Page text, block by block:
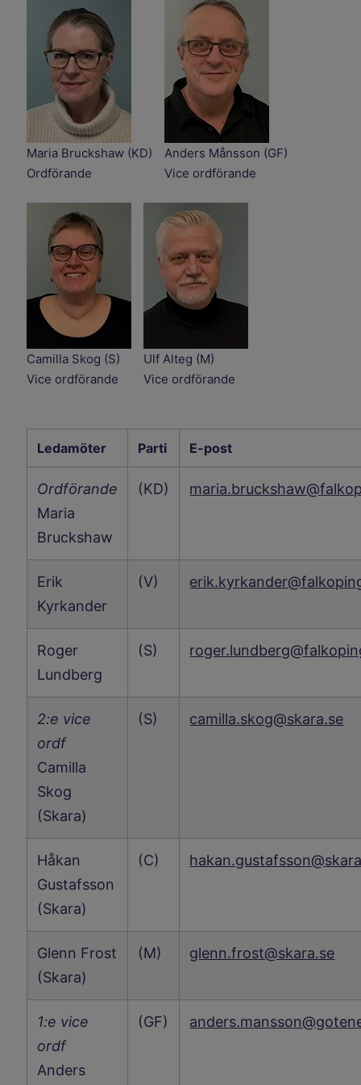
Maria Bruckshaw (KD)
Ordförande
Anders Månsson (GF)
Vice ordförande
Camilla Skog (S)
Vice ordförande
Ulf Alteg (M)
Vice ordförande
Ledamöter Parti E-post
Ordförande
Maria
Bruckshaw
(KD)
Erik
Kyrkander
(V)
Roger
Lundberg
(S)
2:e vice
ordf
Camilla
Skog
(Skara)
(S) camilla.skog@skara.se
Håkan
Gustafsson
(Skara)
(C)
Glenn Frost
(Skara)
(M) glenn.frost@skara.se
1:e vice
ordf
Anders
(GF)